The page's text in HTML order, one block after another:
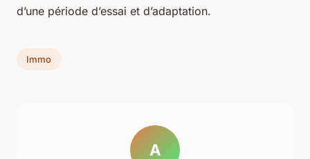
d’une période d’essai et d’adaptation.
Immo
A